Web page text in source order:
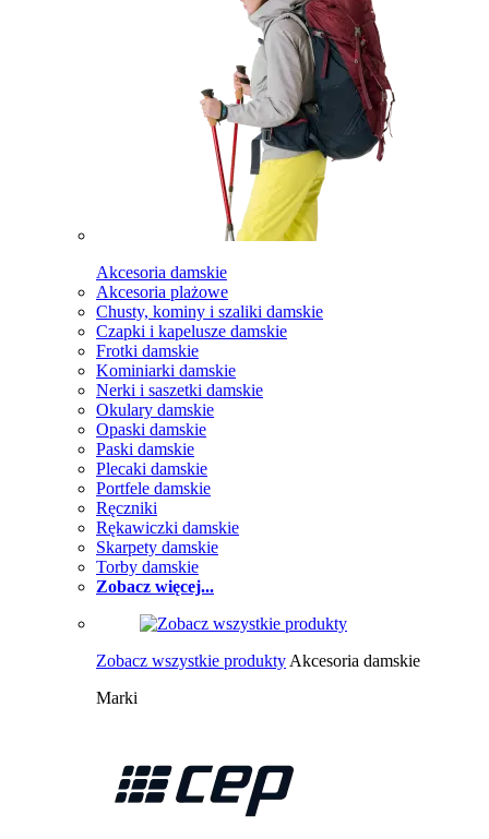
Akcesoria damskie
Akcesoria plażowe
Chusty, kominy i szaliki damskie
Czapki i kapelusze damskie
Frotki damskie
Kominiarki damskie
Nerki i saszetki damskie
Okulary damskie
Opaski damskie
Paski damskie
Plecaki damskie
Portfele damskie
Ręczniki
Rękawiczki damskie
Skarpety damskie
Torby damskie
Zobacz więcej...
Zobacz wszystkie produkty Akcesoria damskie
Marki